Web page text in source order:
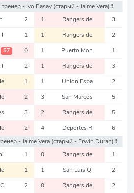
тренер - Ivo Basay (старый - Jaime Vera) ❗️
2 1 Rangers de 3
1 1 Rangers de 2
57 0 1 Puerto Mon 1
2 1 Rangers de 3
1 1 Union Espa 2
2 3 San Marcos 5
3 2 Rangers de 5
2 4 Deportes R
6
- Jaime Vera (старый - Erwin Duran) ❗️
1 0 Rangers de 1
1 1 San Luis Q 2
2 0 Rangers de 2